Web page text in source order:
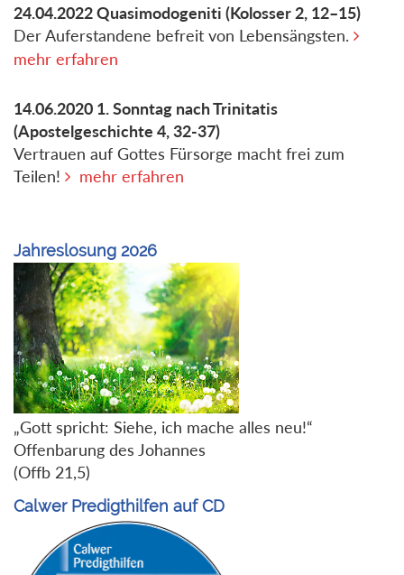
24.04.2022Quasimodogeniti (Kolosser 2, 12–15)
Der Auferstandene befreit von Lebensängsten.
mehr erfahren
14.06.2020 1. Sonntag nach Trinitatis
(Apostelgeschichte 4, 32-37)
Vertrauen auf Gottes Fürsorge macht frei zum
Teilen!
mehr erfahren
Jahreslosung 2026
„Gott spricht: Siehe, ich mache alles neu!“
Offenbarung des Johannes
(Offb 21,5)
Calwer Predigthilfen auf CD